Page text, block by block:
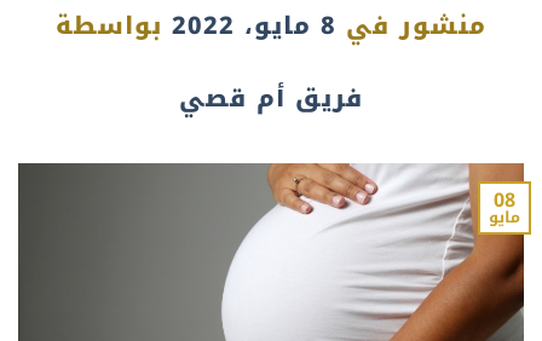
منشور في 8 مايو، 2022
بواسطة
فريق أم قصي
08
مايو